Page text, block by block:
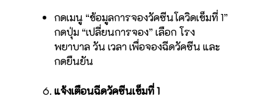
กดเมนู “ข้อมูลการจองวัคซีนโควิดเข็มที่ 1”
กดปุ่ม “เปลี่ยนการจอง” เลือก โรง
พยาบาล วัน เวลา เพื่อจองฉีดวัคซีน และ
กดยืนยัน
แจ้งเตือนฉีดวัคซีนเข็มที่ 1